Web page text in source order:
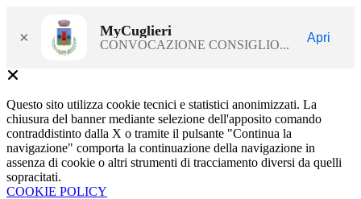
× MyCuglieri
CONVOCAZIONE CONSIGLIO...
Apri
Questo sito utilizza cookie tecnici e statistici anonimizzati. La
chiusura del banner mediante selezione dell'apposito comando
contraddistinto dalla X o tramite il pulsante "Continua la
navigazione" comporta la continuazione della navigazione in
assenza di cookie o altri strumenti di tracciamento diversi da quelli
sopracitati.
COOKIE POLICY